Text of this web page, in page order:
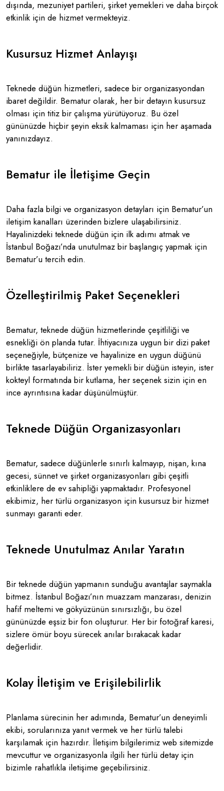
dışında, mezuniyet partileri, şirket yemekleri ve daha birçok
etkinlik için de hizmet vermekteyiz​.
Kusursuz Hizmet Anlayışı
Teknede düğün hizmetleri, sadece bir organizasyondan
ibaret değildir. Bematur olarak, her bir detayın kusursuz
olması için titiz bir çalışma yürütüyoruz. Bu özel
gününüzde hiçbir şeyin eksik kalmaması için her aşamada
yanınızdayız​.
Bematur ile İletişime Geçin
Daha fazla bilgi ve organizasyon detayları için Bematur’un
iletişim kanalları üzerinden bizlere ulaşabilirsiniz.
Hayalinizdeki teknede düğün için ilk adımı atmak ve
İstanbul Boğazı’nda unutulmaz bir başlangıç yapmak için
Bematur’u tercih edin​.
Özelleştirilmiş Paket Seçenekleri
Bematur, teknede düğün hizmetlerinde çeşitliliği ve
esnekliği ön planda tutar. İhtiyacınıza uygun bir dizi paket
seçeneğiyle, bütçenize ve hayalinize en uygun düğünü
birlikte tasarlayabiliriz. İster yemekli bir düğün isteyin, ister
kokteyl formatında bir kutlama, her seçenek sizin için en
ince ayrıntısına kadar düşünülmüştür​.
Teknede Düğün Organizasyonları
Bematur, sadece düğünlerle sınırlı kalmayıp, nişan, kına
gecesi, sünnet ve şirket organizasyonları gibi çeşitli
etkinliklere de ev sahipliği yapmaktadır. Profesyonel
ekibimiz, her türlü organizasyon için kusursuz bir hizmet
sunmayı garanti eder​​.
Teknede Unutulmaz Anılar Yaratın
Bir teknede düğün yapmanın sunduğu avantajlar saymakla
bitmez. İstanbul Boğazı’nın muazzam manzarası, denizin
hafif meltemi ve gökyüzünün sınırsızlığı, bu özel
gününüzde eşsiz bir fon oluşturur. Her bir fotoğraf karesi,
sizlere ömür boyu sürecek anılar bırakacak kadar
değerlidir​​.
Kolay İletişim ve Erişilebilirlik
Planlama sürecinin her adımında, Bematur’un deneyimli
ekibi, sorularınıza yanıt vermek ve her türlü talebi
karşılamak için hazırdır. İletişim bilgilerimiz web sitemizde
mevcuttur ve organizasyonla ilgili her türlü detay için
bizimle rahatlıkla iletişime geçebilirsiniz​.